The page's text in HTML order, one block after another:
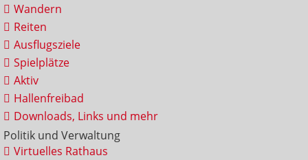
Wandern
Reiten
Ausflugsziele
Spielplätze
Aktiv
Hallenfreibad
Downloads, Links und mehr
Politik und Verwaltung
Virtuelles Rathaus